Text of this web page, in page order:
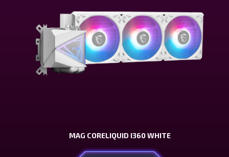
MAG CORELIQUID I360 WHITE